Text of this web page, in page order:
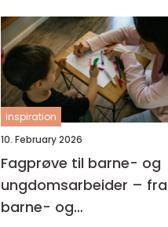
resultater
inspiration
10. February 2026
Fagprøve til barne- og
ungdomsarbeider – fra
barne- og